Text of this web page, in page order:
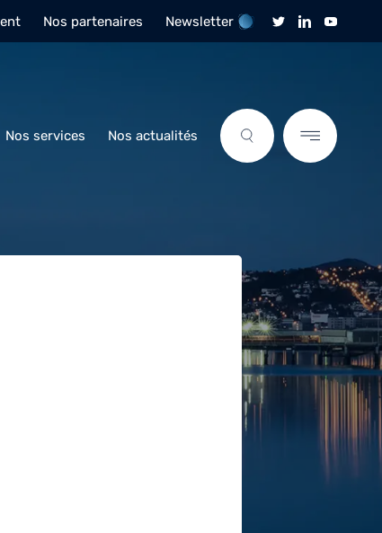
Nos partenaires Newsletter
Nos services Nos actualités